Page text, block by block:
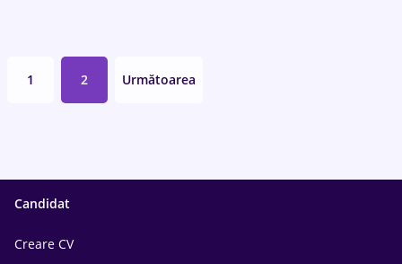
1 2 Următoarea
Candidat
Creare CV